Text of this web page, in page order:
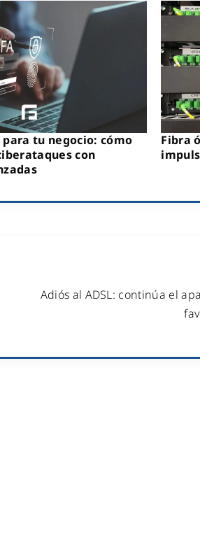
tu negocio: cómo
con
Fibra
Adiós al ADSL: continúa el